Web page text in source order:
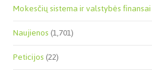
Mokesčių sistema ir valstybės finansai
Naujienos(1,701)
Peticijos(22)